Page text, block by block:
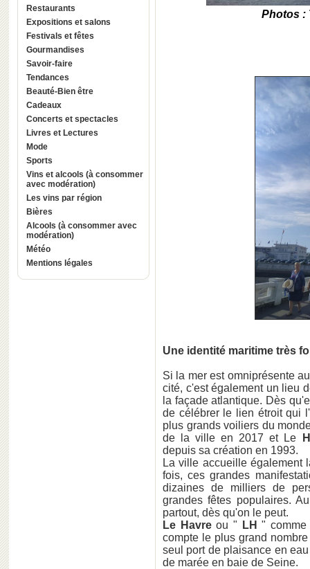
Restaurants
Expositions et salons
Festivals et fêtes
Gourmandises
Savoir-faire
Tendances
Beauté-Bien être
Cadeaux
Concerts et spectacles
Livres et Lectures
Mode
Sports
Vins et alcools (à consommer
avec modération)
Les vins par région
Bières
Alcools (à consommer avec
modération)
Météo
Mentions légales
Photos :
Une identité maritime très
Si la mer est omniprésente
cité, c'est également un lieu
la façade atlantique. Dès
de célébrer le lien étroit qui
plus grands voiliers du
de la ville en 2017 et Le
depuis sa création en 1993.
La ville accueille également
fois, ces grandes
dizaines de milliers de
grandes fêtes populaires.
partout, dès qu'on le peut.
Le Havreou " LH "
compte le plus grand
seul port de plaisance en
de marée en baie de Seine.